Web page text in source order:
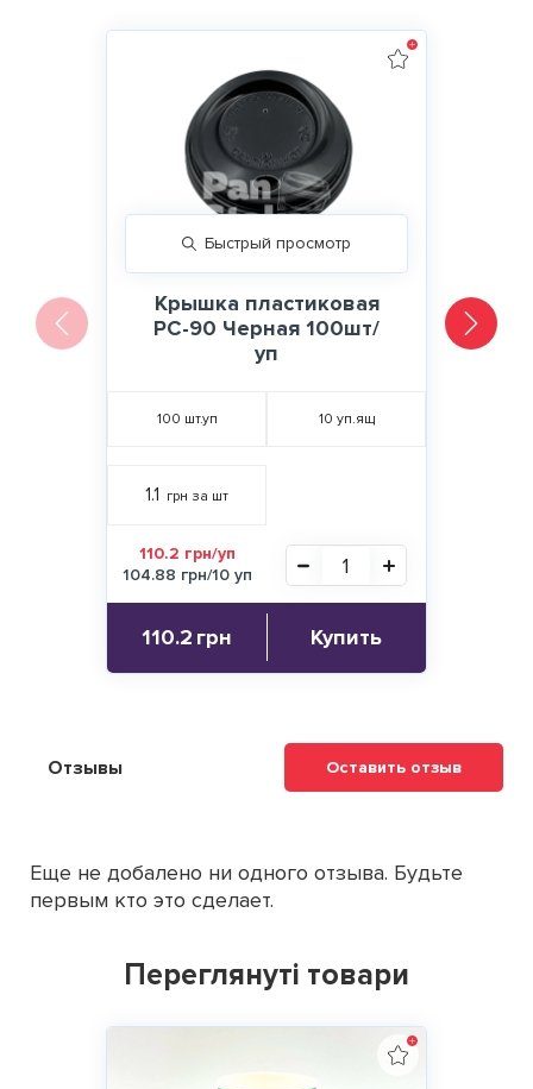
Быстрый просмотр
Крышка пластиковая
РС-90 Черная 100шт/
уп
100 шт.уп 10 уп.ящ
1.1 грн за шт
110.2 грн/уп
104.88 грн/10 уп
110.2 грн Купить
Отзывы Оставить отзыв
Еще не добалено ни одного отзыва. Будьте
первым кто это сделает.
Переглянуті товари